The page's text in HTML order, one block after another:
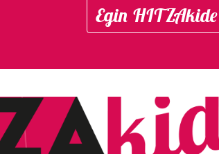
Egin HITZAkide